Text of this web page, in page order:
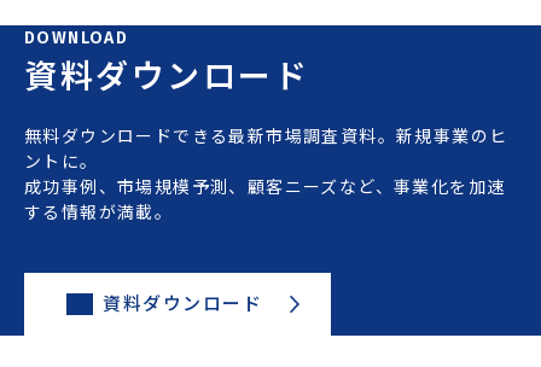
DOWNLOAD
資料ダウンロード
無料ダウンロードできる最新市場調査資料。新規事業のヒ
ントに。
成功事例、市場規模予測、顧客ニーズなど、事業化を加速
する情報が満載。
資料ダウンロード